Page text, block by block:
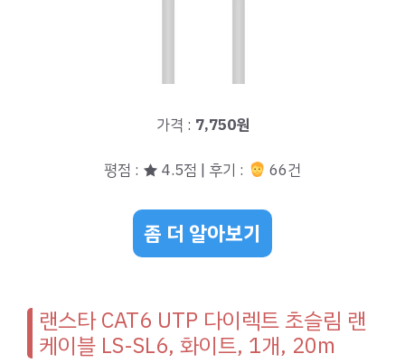
가격 : 7,750원
평점 : ★ 4.5점 | 후기 : 66건
좀 더 알아보기
랜스타 CAT6 UTP 다이렉트 초슬림 랜
케이블 LS-SL6, 화이트, 1개, 20m